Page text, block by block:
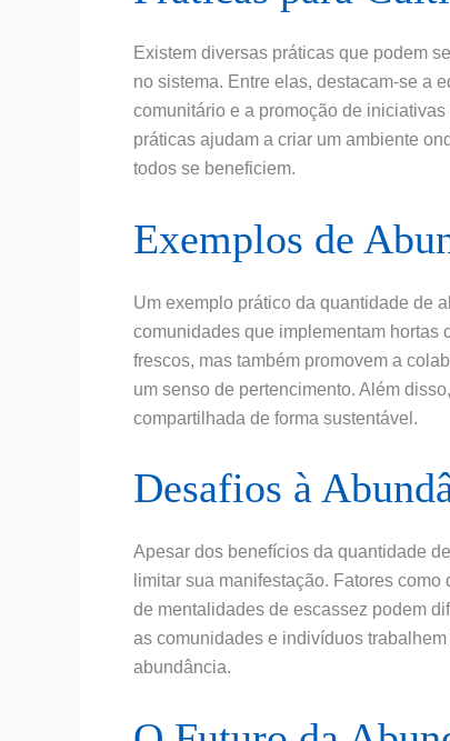
Existem diversas práticas que podem
no sistema. Entre elas, destacam-se a
comunitário e a promoção de
práticas ajudam a criar um ambiente
todos se beneficiem.
Exemplos de
Um exemplo prático da quantidade de
comunidades que implementam hortas
frescos, mas também promovem a
um senso de pertencimento. Além
compartilhada de forma sustentável.
Desafios à
Apesar dos benefícios da quantidade
limitar sua manifestação. Fatores
de mentalidades de escassez podem
as comunidades e indivíduos
abundância.